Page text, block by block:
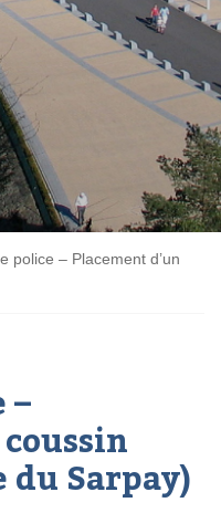
police – Placement d’un
Sarpay)